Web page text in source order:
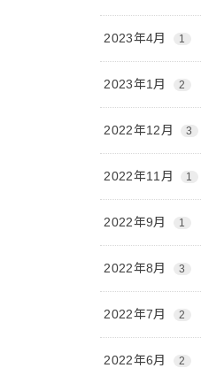
2023年4月 1
2023年1月 2
2022年12月 3
2022年11月 1
2022年9月 1
2022年8月 3
2022年7月 2
2022年6月 2